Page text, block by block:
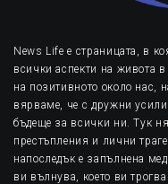
News Life е страницата, в
всички аспекти на живота
на позитивното около нас,
вярваме, че с дружни
бъдеще за всички ни. Тук
престъпления и лични
напоследък е запълнена
ви вълнува, което ви